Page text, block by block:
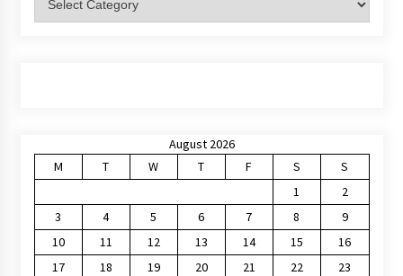
August 2026
M
T W T F S
S
1
2
3
4 5 6 7 8
9
10
11 12 13 14 15
16
17
18 19 20 21 22
23